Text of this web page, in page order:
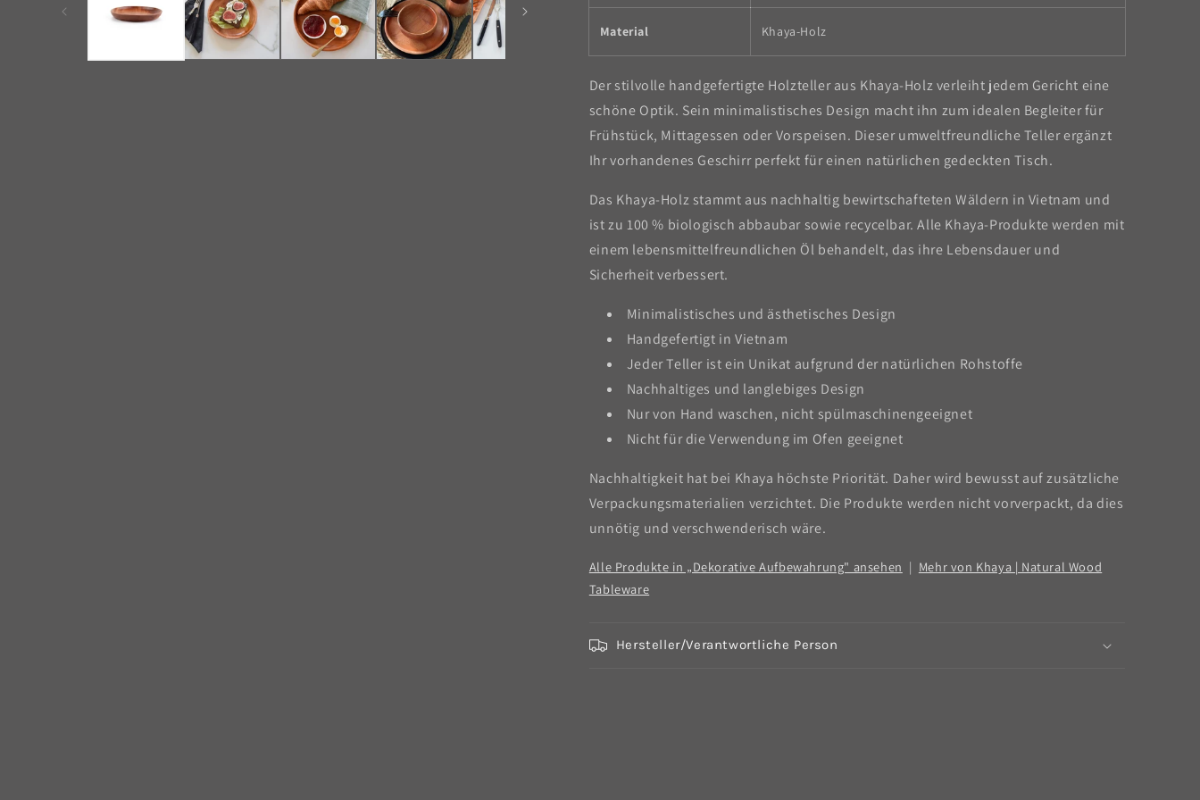
Material Khaya-Holz
Der stilvolle handgefertigte Holzteller aus Khaya-Holz verleiht jedem Gericht eine
schöne Optik. Sein minimalistisches Design macht ihn zum idealen Begleiter für
Frühstück, Mittagessen oder Vorspeisen. Dieser umweltfreundliche Teller ergänzt
Ihr vorhandenes Geschirr perfekt für einen natürlichen gedeckten Tisch.
Das Khaya-Holz stammt aus nachhaltig bewirtschafteten Wäldern in Vietnam und
ist zu 100 % biologisch abbaubar sowie recycelbar. Alle Khaya-Produkte werden mit
einem lebensmittelfreundlichen Öl behandelt, das ihre Lebensdauer und
Sicherheit verbessert.
Minimalistisches und ästhetisches Design
Handgefertigt in Vietnam
Jeder Teller ist ein Unikat aufgrund der natürlichen Rohstoffe
Nachhaltiges und langlebiges Design
Nur von Hand waschen, nicht spülmaschinengeeignet
Nicht für die Verwendung im Ofen geeignet
Nachhaltigkeit hat bei Khaya höchste Priorität. Daher wird bewusst auf zusätzliche
Verpackungsmaterialien verzichtet. Die Produkte werden nicht vorverpackt, da dies
unnötig und verschwenderisch wäre.
Alle Produkte in „Dekorative Aufbewahrung" ansehen | Mehr von Khaya | Natural Wood
Tableware
Hersteller/Verantwortliche Person